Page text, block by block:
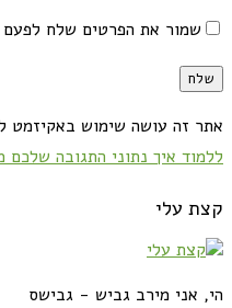
שמור את הפרטים שלח
אתר זה עושה שימוש באקיזמט
ללמוד איך נתוני התגובה שלכם
קצת עלי
הי, אני מירב גביש - גבישס